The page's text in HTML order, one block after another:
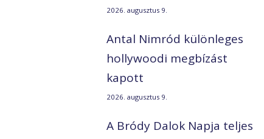
2026. augusztus 9.
Antal Nimród különleges
hollywoodi megbízást
kapott
2026. augusztus 9.
A Bródy Dalok Napja teljes